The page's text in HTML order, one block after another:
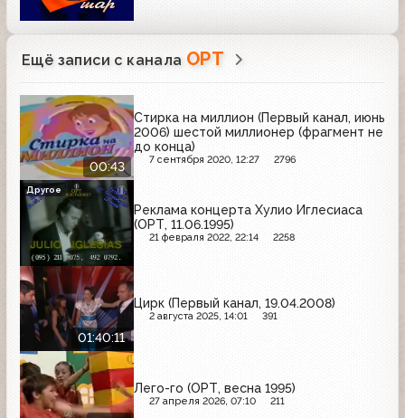
Ещё записи с канала ОРТ
00:43
Стирка на миллион (Первый канал, июнь
2006) шестой миллионер (фрагмент не
до конца)
7 сентября 2020, 12:27 2796
Реклама концерта Хулио Иглесиаса
(ОРТ, 11.06.1995)
21 февраля 2022, 22:14 2258
Другое
01:40:11
Цирк (Первый канал, 19.04.2008)
2 августа 2025, 14:01 391
Лего-го (ОРТ, весна 1995)
27 апреля 2026, 07:10 211